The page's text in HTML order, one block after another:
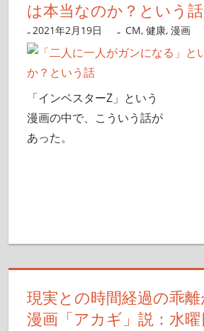
は本当なのか？という話
2021年2月19日 nanigoto
CM, 健康, 漫画
「インベスターZ」という
漫画の中で、こういう話が
あった。
現実との時間経過の乖
漫画「アカギ」説：水